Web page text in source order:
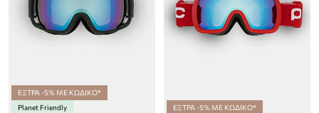
ΕΞΤΡΑ -5% ΜΕ ΚΩΔΙΚΟ*
Planet Friendly
ΕΞΤΡΑ -5% ΜΕ ΚΩΔΙΚΟ*